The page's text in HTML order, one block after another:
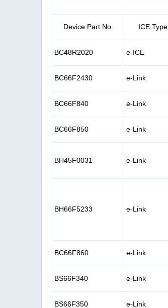
Device Part No. ICE Type
BC48R2020 e-ICE
BC66F2430 e-Link
BC66F840 e-Link
BC66F850 e-Link
BH45F0031 e-Link
BH66F5233 e-Link
BC66F860 e-Link
BS66F340 e-Link
BS66F350 e-Link